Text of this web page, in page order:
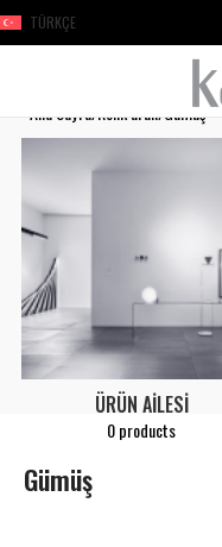
TÜRKÇE
Ana Sayfa Renk ürün Gümüş
ÜRÜN AILESI
0 products
Gümüş